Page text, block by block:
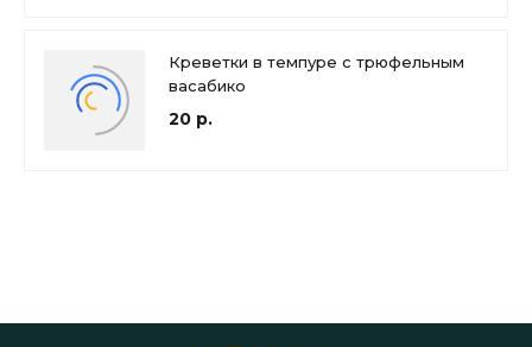
Креветки в темпуре с трюфельным
васабико
20 р.